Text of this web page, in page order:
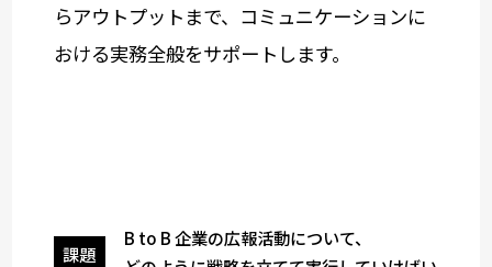
らアウトプットまで、コミュニケーションに
おける実務全般をサポートします。
課題
B to B 企業の広報活動について、